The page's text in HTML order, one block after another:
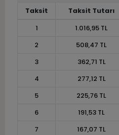
Taksit Taksit Tutarı
1
1.016,95 TL
2
508,47 TL
3
362,71 TL
4
277,12 TL
5
225,76 TL
6
191,53 TL
7
167,07 TL